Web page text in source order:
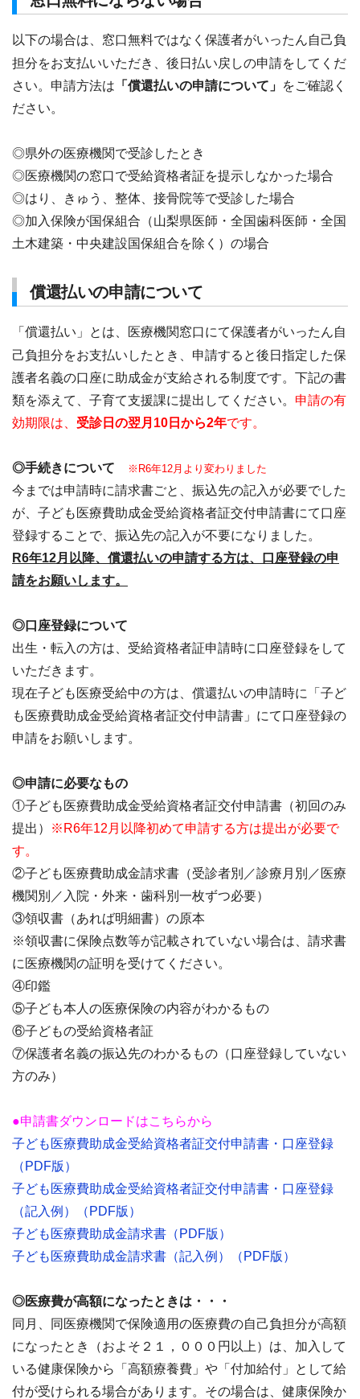
以下の場合は、窓口無料ではなく保護者がいったん自己負
担分をお支払いいただき、後日払い戻しの申請をしてくだ
さい。申請方法は 「償還払いの申請について」 をご確認く
ださい。
◎県外の医療機関で受診したとき
◎医療機関の窓口で受給資格者証を提示しなかった場合
◎はり、きゅう、整体、接骨院等で受診した場合
◎加入保険が国保組合（山梨県医師・全国歯科医師・全国
土木建築・中央建設国保組合を除く）の場合
償還払いの申請について
「償還払い」とは、医療機関窓口にて保護者がいったん自
己負担分をお支払いしたとき、申請すると後日指定した保
護者名義の口座に助成金が支給される制度です。下記の書
類を添えて、子育て支援課に提出してください。 申請の有
効期限は、 受診日の翌月10日から2年です。
◎手続きについて ※R6年12月より変わりました
今までは申請時に請求書ごと、振込先の記入が必要でした
が、子ども医療費助成金受給資格者証交付申請書にて口座
登録することで、振込先の記入が不要になりました。
R6年12月以降、償還払いの申請する方は、口座登録の申
請をお願いします。
◎口座登録について
出生・転入の方は、受給資格者証申請時に口座登録をして
いただきます。
現在子ども医療受給中の方は、償還払いの申請時に「子ど
も医療費助成金受給資格者証交付申請書」にて口座登録の
申請をお願いします。
◎申請に必要なもの
①子ども医療費助成金受給資格者証交付申請書（初回のみ
提出）
※R6年12月以降初めて申請する方は提出が必要で
す。
②子ども医療費助成金請求書（受診者別／診療月別／医療
機関別／入院・外来・歯科別一枚ずつ必要）
③領収書（あれば明細書）の原本
※領収書に保険点数等が記載されていない場合は、請求書
に医療機関の証明を受けてください。
④印鑑
⑤子ども本人の医療保険の内容がわかるもの
⑥子どもの受給資格者証
⑦保護者名義の振込先のわかるもの（口座登録していない
方のみ）
●申請書ダウンロードはこちらから
子ども医療費助成金受給資格者証交付申請書・口座登録
（PDF版）
子ども医療費助成金受給資格者証交付申請書・口座登録
（記入例）（PDF版）
子ども医療費助成金請求書（PDF版）
子ども医療費助成金請求書（記入例）（PDF版）
◎医療費が高額になったときは・・・
同月、同医療機関で保険適用の医療費の自己負担分が高額
になったとき（およそ２１，０００円以上）は、加入して
いる健康保険から「高額療養費」や「付加給付」として給
付が受けられる場合があります。その場合は、健康保険か